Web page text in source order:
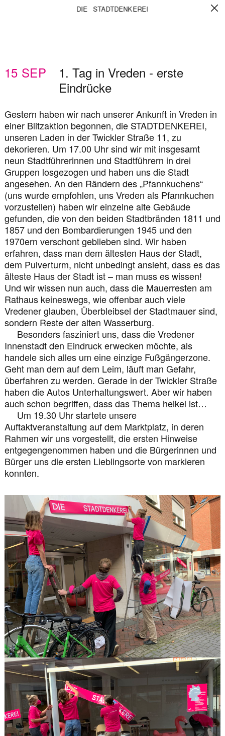
DIE STADTDENKEREI
EINDRÜCKE
1. Tag in Vreden - erste
Eindrücke
15 SEP
Gestern haben wir nach unserer Ankunft in Vreden in
einer Blitzaktion begonnen, die STADTDENKEREI,
unseren Laden in der Twickler Straße 11, zu
dekorieren. Um 17.00 Uhr sind wir mit insgesamt
neun Stadtführerinnen und Stadtführern in drei
Gruppen losgezogen und haben uns die Stadt
angesehen. An den Rändern des „Pfannkuchens“
(uns wurde empfohlen, uns Vreden als Pfannkuchen
vorzustellen) haben wir einzelne alte Gebäude
gefunden, die von den beiden Stadtbränden 1811 und
1857 und den Bombardierungen 1945 und den
1970ern verschont geblieben sind. Wir haben
erfahren, dass man dem ältesten Haus der Stadt,
dem Pulverturm, nicht unbedingt ansieht, dass es das
älteste Haus der Stadt ist – man muss es wissen!
Und wir wissen nun auch, dass die Mauerresten am
Rathaus keineswegs, wie offenbar auch viele
Vredener glauben, Überbleibsel der Stadtmauer sind,
sondern Reste der alten Wasserburg.
Besonders fasziniert uns, dass die Vredener
Innenstadt den Eindruck erwecken möchte, als
handele sich alles um eine einzige Fußgängerzone.
Geht man dem auf dem Leim, läuft man Gefahr,
überfahren zu werden. Gerade in der Twickler Straße
haben die Autos Unterhaltungswert. Aber wir haben
auch schon begriffen, dass das Thema heikel ist…
Um 19.30 Uhr startete unsere
Auftaktveranstaltung auf dem Marktplatz, in deren
Rahmen wir uns vorgestellt, die ersten Hinweise
entgegengenommen haben und die Bürgerinnen und
Bürger uns die ersten Lieblingsorte von markieren
konnten.